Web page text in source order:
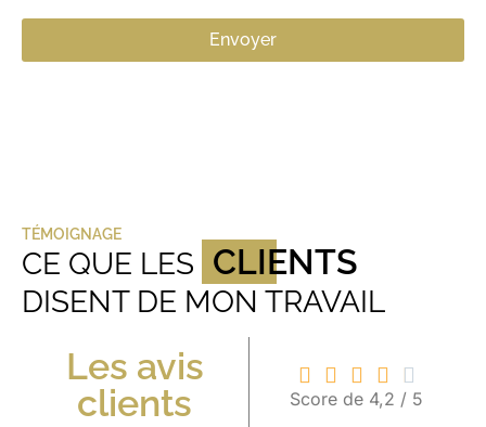
Envoyer
TÉMOIGNAGE
CE QUE LES CLIENTS
DISENT DE MON TRAVAIL
Les avis
clients
    
Score de 4,2 / 5